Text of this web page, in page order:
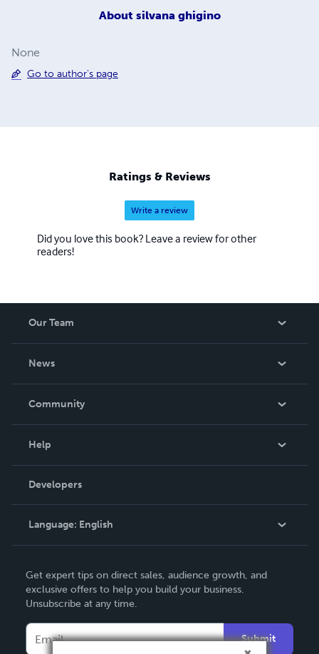
About silvana ghigino
None
Go to author's page
Ratings & Reviews
Write a review
Did you love this book? Leave a review for other
readers!
Our Team
News
In The News
Community
Podcast
Help
Order Lookup
Knowledge Base
Contact Support
Developers
Language: English
Deutsch
Français
Get expert tips on direct sales, audience growth, and
exclusive offers to help you build your business.
Unsubscribe at any time.
Submit